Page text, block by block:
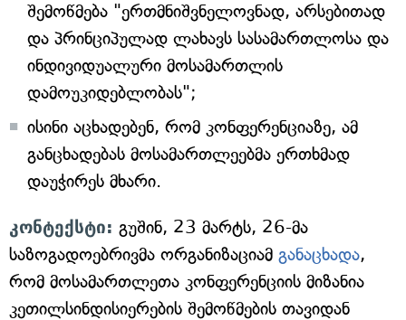
შემოწმება "ერთმნიშვნელოვნად, არსებითად
და პრინციპულად ლახავს სასამართლოსა და
ინდივიდუალური მოსამართლის
დამოუკიდებლობას";
ისინი აცხადებენ, რომ კონფერენციაზე, ამ
განცხადებას მოსამართლეებმა ერთხმად
დაუჭირეს მხარი.
კონტექსტი: გუშინ, 23 მარტს, 26-მა
საზოგადოებრივმა ორგანიზაციამ განაცხადა,
რომ მოსამართლეთა კონფერენციის მიზანია
კეთილსინდისიერების შემოწმების თავიდან